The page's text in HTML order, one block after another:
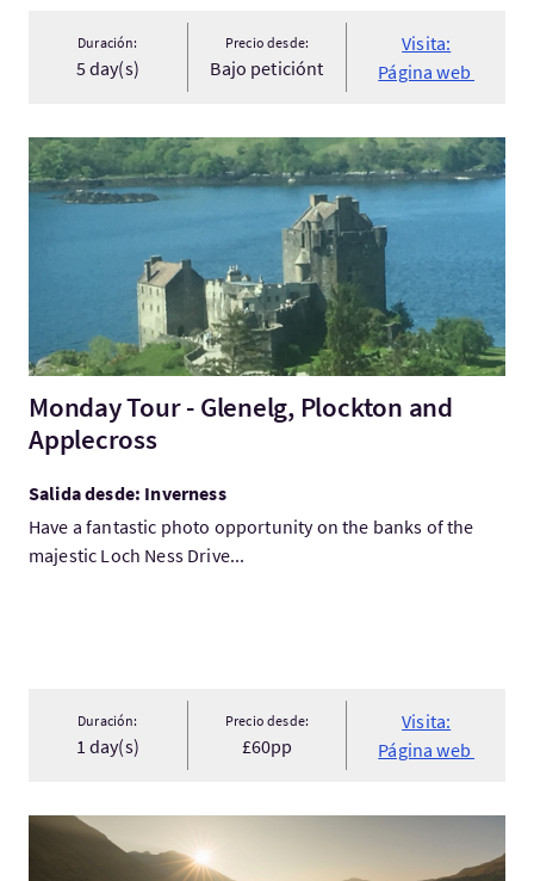
Duración:
5 day(s)
Precio desde:
Bajo peticiónt
Visita:
Página web
Visita:Monday Tour - Glenelg, Plockton and Applecross
Monday Tour - Glenelg, Plockton and
Applecross
Salida desde: Inverness
Have a fantastic photo opportunity on the banks of the
majestic Loch Ness Drive...
Duración:
1 day(s)
Precio desde:
£60pp
Visita:
Página web
Visita:HIGHLAND ADVENTURE: EDINBURGH TO INVERNESS